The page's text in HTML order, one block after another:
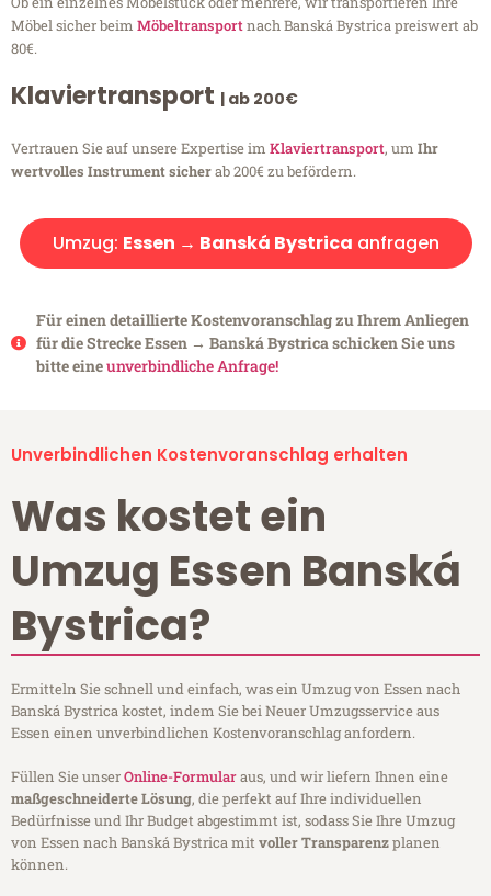
Möbel sicher beim Möbeltransportnach Banská Bystrica preiswert ab
80€.
Klaviertransport | ab 200€
Vertrauen Sie auf unsere Expertise im Klaviertransport, um Ihr
wertvolles Instrument sicherab 200€ zu befördern.
Umzug: Essen → Banská Bystrica anfragen
Für einen detaillierte Kostenvoranschlag zu Ihrem Anliegen
für die Strecke Essen → Banská Bystrica schicken Sie uns
bitte eineunverbindliche Anfrage!
Unverbindlichen Kostenvoranschlag erhalten
Was kostet ein
Umzug Essen Banská
Bystrica?
Ermitteln Sie schnell und einfach, was ein Umzug von Essen nach
Banská Bystrica kostet, indem Sie bei Neuer Umzugsservice aus
Essen einen unverbindlichen Kostenvoranschlag anfordern.
Füllen Sie unserOnline-Formularaus, und wir liefern Ihnen eine
maßgeschneiderte Lösung, die perfekt auf Ihre individuellen
Bedürfnisse und Ihr Budget abgestimmt ist, sodass Sie Ihre Umzug
von Essen nach Banská Bystrica mitvoller Transparenzplanen
können.